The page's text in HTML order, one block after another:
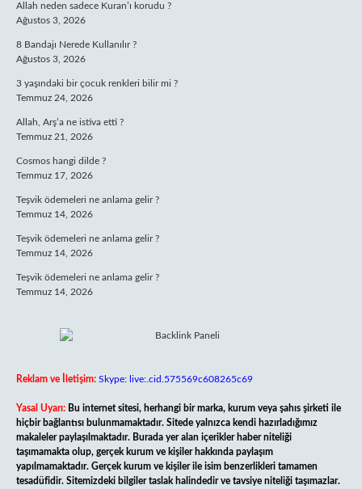
Allah neden sadece Kuran’ı korudu ?
Ağustos 3, 2026
8 Bandajı Nerede Kullanılır ?
Ağustos 3, 2026
3 yaşındaki bir çocuk renkleri bilir mi ?
Temmuz 24, 2026
Allah, Arş’a ne istiva etti ?
Temmuz 21, 2026
Cosmos hangi dilde ?
Temmuz 17, 2026
Teşvik ödemeleri ne anlama gelir ?
Temmuz 14, 2026
Teşvik ödemeleri ne anlama gelir ?
Temmuz 14, 2026
Teşvik ödemeleri ne anlama gelir ?
Temmuz 14, 2026
Reklam ve İletişim: Skype: live:.cid.575569c608265c69
Yasal Uyarı: Bu internet sitesi, herhangi bir marka, kurum veya şahıs şirketi ile
hiçbir bağlantısı bulunmamaktadır. Sitede yalnızca kendi hazırladığımız
makaleler paylaşılmaktadır. Burada yer alan içerikler haber niteliği
taşımamakta olup, gerçek kurum ve kişiler hakkında paylaşım
yapılmamaktadır. Gerçek kurum ve kişiler ile isim benzerlikleri tamamen
tesadüfidir. Sitemizdeki bilgiler taslak halindedir ve tavsiye niteliği taşımazlar.